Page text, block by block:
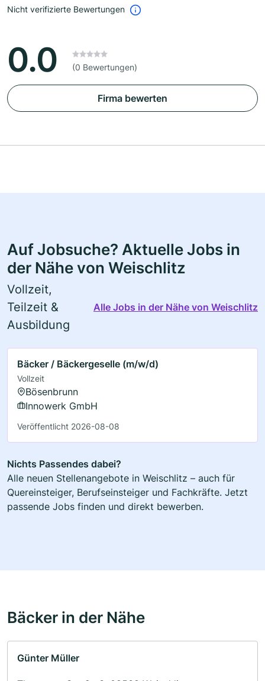
Nicht verifizierte Bewertungen
0.0 (0 Bewertungen)
Firma bewerten
Auf Jobsuche? Aktuelle Jobs in
der Nähe von Weischlitz
Vollzeit,
Teilzeit &
Ausbildung
Alle Jobs in der Nähe von Weischlitz
Bäcker / Bäckergeselle (m/w/d)
Vollzeit
Bösenbrunn
Innowerk GmbH
Veröffentlicht 2026-08-08
Nichts Passendes dabei?
Alle neuen Stellenangebote in Weischlitz – auch für
Quereinsteiger, Berufseinsteiger und Fachkräfte. Jetzt
passende Jobs finden und direkt bewerben.
Bäcker in der Nähe
Günter Müller